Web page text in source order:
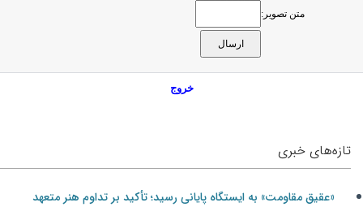
متن تصویر:
خروج
تازه‌های خبری
«عقیق مقاومت» به ایستگاه پایانی رسید؛ تأکید بر تداوم هنر متعهد